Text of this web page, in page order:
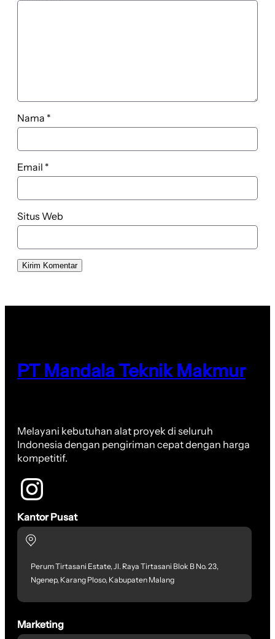
Nama *
Email *
Situs Web
PT Mandala Teknik Makmur
Melayani kebutuhan alat proyek di seluruh
Indonesia dengan pengiriman cepat dengan harga
kompetitif.
Kantor Pusat
Perum Tirtasani Estate, Jl. Raya Tirtasani Blok B No. 23,
Ngenep, Karang Ploso, Kabupaten Malang
Marketing